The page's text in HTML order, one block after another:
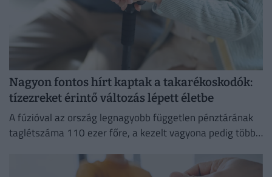
Nagyon fontos hírt kaptak a takarékoskodók:
tízezreket érintő változás lépett életbe
A fúzióval az ország legnagyobb független pénztárának
taglétszáma 110 ezer főre, a kezelt vagyona pedig több